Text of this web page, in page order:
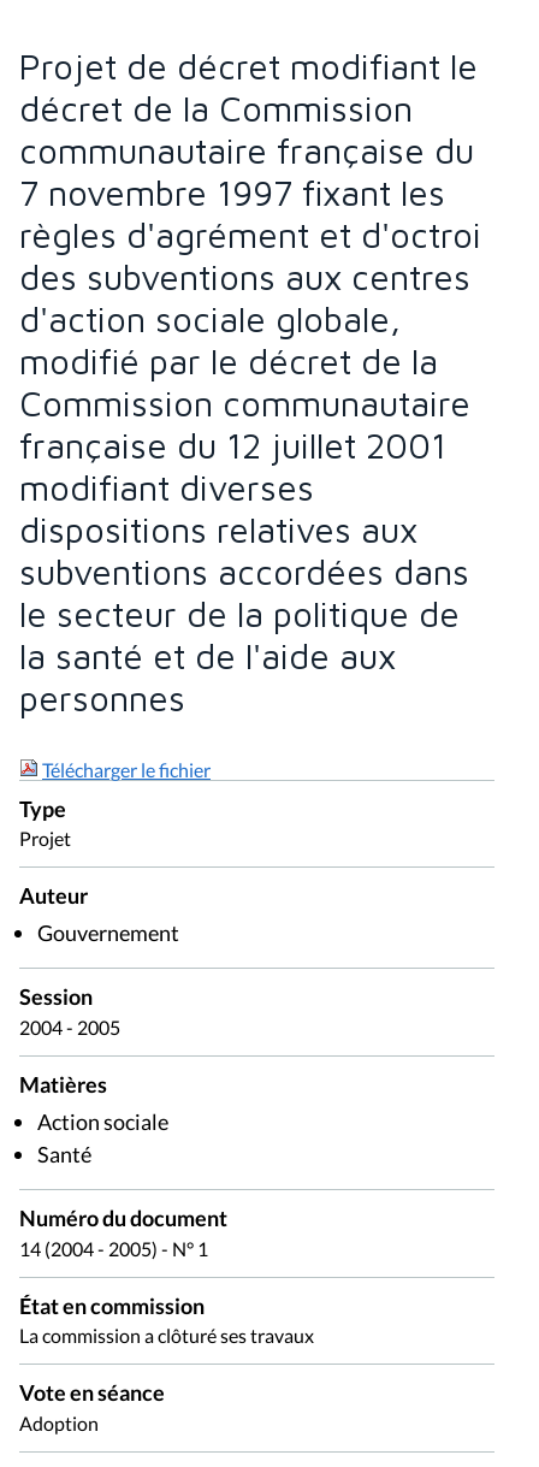
Projet de décret modifiant le
décret de la Commission
communautaire française du
7 novembre 1997 fixant les
règles d'agrément et d'octroi
des subventions aux centres
d'action sociale globale,
modifié par le décret de la
Commission communautaire
française du 12 juillet 2001
modifiant diverses
dispositions relatives aux
subventions accordées dans
le secteur de la politique de
la santé et de l'aide aux
personnes
Télécharger le fichier
Type
Projet
Auteur
Gouvernement
Session
2004 - 2005
Matières
Action sociale
Santé
Numéro du document
14 (2004 - 2005) - N° 1
État en commission
La commission a clôturé ses travaux
Vote en séance
Adoption